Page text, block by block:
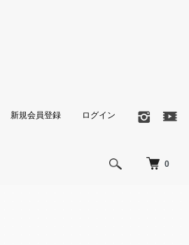
0
新規会員登録 ログイン